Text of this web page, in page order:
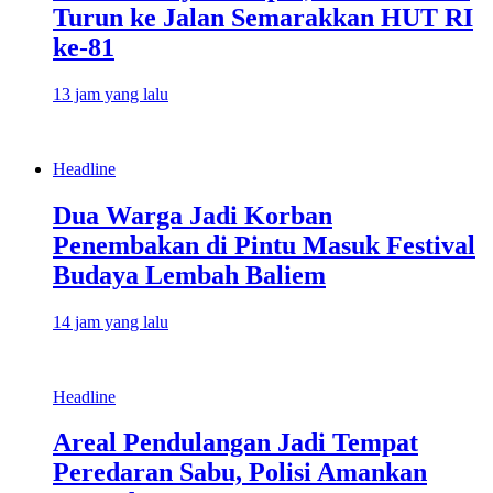
Turun ke Jalan Semarakkan HUT RI
ke-81
13 jam yang lalu
Headline
Dua Warga Jadi Korban
Penembakan di Pintu Masuk Festival
Budaya Lembah Baliem
14 jam yang lalu
Headline
Areal Pendulangan Jadi Tempat
Peredaran Sabu, Polisi Amankan